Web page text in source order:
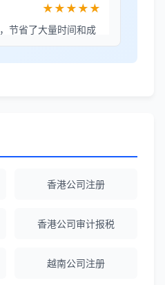
★★★★★
晰，顾问非常耐心解
★★★★★
★★★★★
香港公司注册
香港公司审计报税
越南公司注册